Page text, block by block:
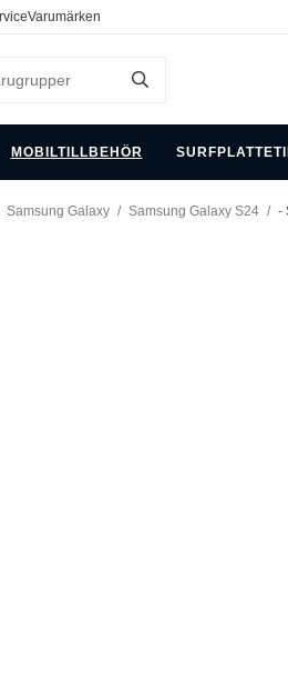
Varumärken
MOBILTILLBEHÖR
Samsung Galaxy / Samsung Galaxy S24 / -